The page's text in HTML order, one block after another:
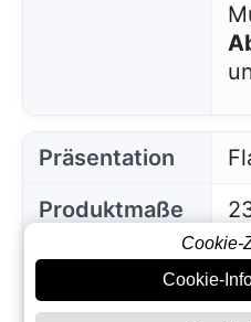
Präsentation
Produktmaße
Volumetrische
Cookie-
Cookie-